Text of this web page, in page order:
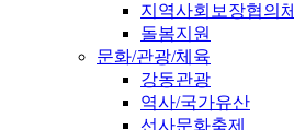
지역사회보장협의체
돌봄지원
문화/관광/체육
강동관광
역사/국가유산
선사문화축제